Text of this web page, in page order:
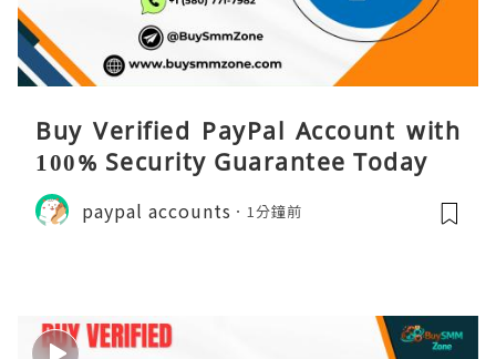
Buy Verified PayPal Account with
100% Security Guarantee Today
paypal accounts 1分鐘前